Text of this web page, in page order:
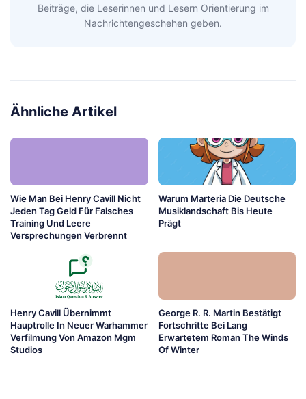
Beiträge, die Leserinnen und Lesern Orientierung im
Nachrichtengeschehen geben.
Ähnliche Artikel
Wie Man Bei Henry Cavill Nicht
Jeden Tag Geld Für Falsches
Training Und Leere
Versprechungen Verbrennt
Warum Marteria Die Deutsche
Musiklandschaft Bis Heute
Prägt
Henry Cavill Übernimmt
Hauptrolle In Neuer Warhammer
Verfilmung Von Amazon Mgm
Studios
George R. R. Martin Bestätigt
Fortschritte Bei Lang
Erwartetem Roman The Winds
Of Winter